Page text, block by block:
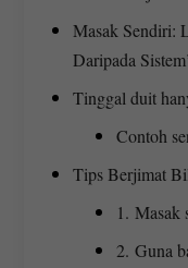
Masak Sendiri:
Daripada
Tinggal duit
Contoh
Tips Berjimat
1. Masak
2. Guna